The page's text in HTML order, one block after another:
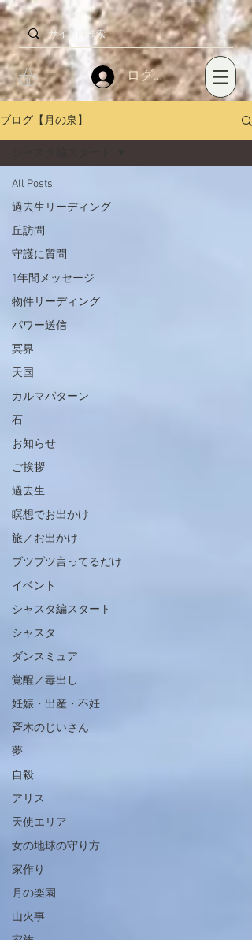
ログイン
ブログ【月の泉】
All Posts
過去生リーディング
丘訪問
守護に質問
1年間メッセージ
物件リーディング
パワー送信
冥界
天国
カルマパターン
石
お知らせ
ご挨拶
過去生
瞑想でお出かけ
旅／お出かけ
ブツブツ言ってるだけ
イベント
シャスタ編スタート
シャスタ
ダンスミュア
覚醒／毒出し
妊娠・出産・不妊
斉木のじいさん
夢
自殺
アリス
天使エリア
女の地球の守り方
家作り
月の楽園
山火事